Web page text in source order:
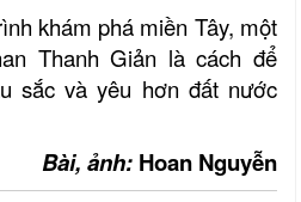
khám phá miền Tây, một
Thanh Giản là cách để
sắc và yêu hơn đất nước
Bài, ảnh: Hoan Nguyễn